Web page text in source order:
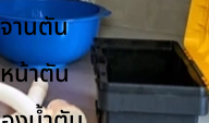
านตัน
น้าตัน